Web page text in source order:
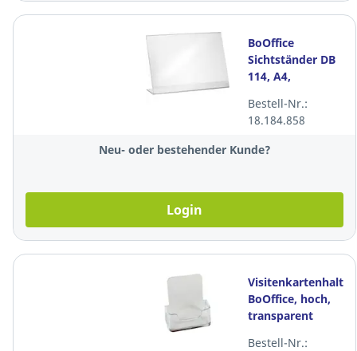
BoOffice
Sichtständer DB
114, A4,
297x210x85mm
Bestell-Nr.:
18.184.858
Neu- oder bestehender Kunde?
Login
Visitenkartenhalter
BoOffice, hoch,
transparent
Bestell-Nr.: